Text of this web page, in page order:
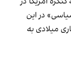
«خشونت سیاسی» در این
در سال جاری میلادی به